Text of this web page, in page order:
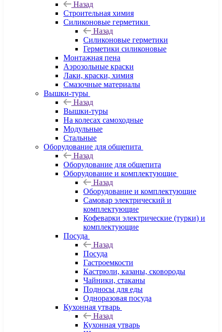
Назад
Строительная химия
Силиконовые герметики
Назад
Силиконовые герметики
Герметики силиконовые
Монтажная пена
Аэрозольные краски
Лаки, краски, химия
Смазочные материалы
Вышки-туры
Назад
Вышки-туры
На колесах самоходные
Модульные
Стальные
Оборудование для общепита
Назад
Оборудование для общепита
Оборудование и комплектующие
Назад
Оборудование и комплектующие
Самовар электрический и
комплектующие
Кофеварки электрические (турки) и
комплектующие
Посуда
Назад
Посуда
Гастроемкости
Кастрюли, казаны, сковороды
Чайники, стаканы
Подносы для еды
Одноразовая посуда
Кухонная утварь
Назад
Кухонная утварь